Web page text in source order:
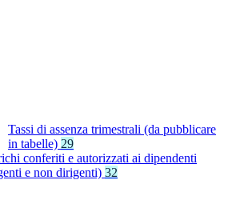
Tassi di assenza trimestrali (da pubblicare
in tabelle) 29
conferiti e autorizzati ai dipendenti
e non dirigenti) 32